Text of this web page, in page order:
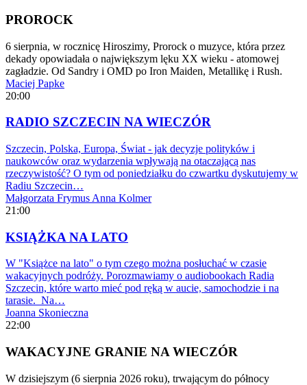
PROROCK
6 sierpnia, w rocznicę Hiroszimy, Prorock o muzyce, która przez
dekady opowiadała o największym lęku XX wieku - atomowej
zagładzie. Od Sandry i OMD po Iron Maiden, Metallikę i Rush.
Maciej Papke
20:00
RADIO SZCZECIN NA WIECZÓR
Szczecin, Polska, Europa, Świat - jak decyzje polityków i
naukowców oraz wydarzenia wpływają na otaczającą nas
rzeczywistość? O tym od poniedziałku do czwartku dyskutujemy w
Radiu Szczecin…
Małgorzata Frymus Anna Kolmer
21:00
KSIĄŻKA NA LATO
W "Książce na lato" o tym czego można posłuchać w czasie
wakacyjnych podróży. Porozmawiamy o audiobookach Radia
Szczecin, które warto mieć pod ręką w aucie, samochodzie i na
tarasie. Na…
Joanna Skonieczna
22:00
WAKACYJNE GRANIE NA WIECZÓR
W dzisiejszym (6 sierpnia 2026 roku), trwającym do północy